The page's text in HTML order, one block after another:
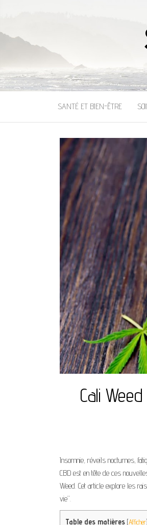
SANTÉ ET BIEN-ÊTRE
Cali
Insomnie, réveils nocturnes,
CBD est en tête de ces
Weed. Cet article explore les
vie”.
Table des matières [Afficher]